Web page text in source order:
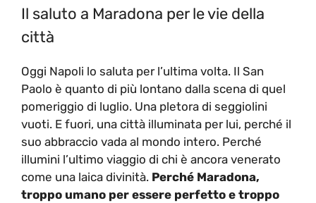
Il saluto a Maradona per le vie della
città
Oggi Napoli lo saluta per l’ultima volta. Il San
Paolo è quanto di più lontano dalla scena di quel
pomeriggio di luglio. Una pletora di seggiolini
vuoti. E fuori, una città illuminata per lui, perché il
suo abbraccio vada al mondo intero. Perché
illumini l’ultimo viaggio di chi è ancora venerato
come una laica divinità. Perché Maradona,
troppo umano per essere perfetto e troppo